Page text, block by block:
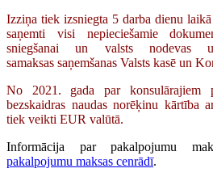
Izziņa tiek izsniegta 5 darba dienu
saņemti visi nepieciešamie
sniegšanai un valsts nodevas
samaksas saņemšanas Valsts kasē un
No 2021. gada par konsulārajiem
bezskaidras naudas norēķinu kārtība
tiek veikti EUR valūtā.
Informācija par pakalpojumu
pakalpojumu maksas cenrādī.